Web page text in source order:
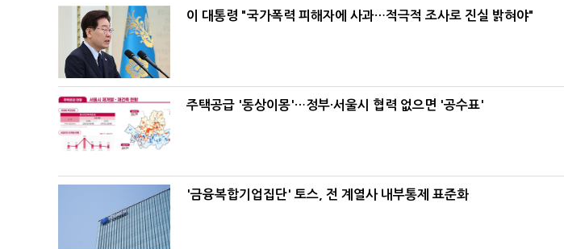
이 대통령 "국가폭력 피해자에 사과…적극적 조사로 진실 밝혀야"
주택공급 '동상이몽'…정부·서울시 협력 없으면 '공수표'
'금융복합기업집단' 토스, 전 계열사 내부통제 표준화